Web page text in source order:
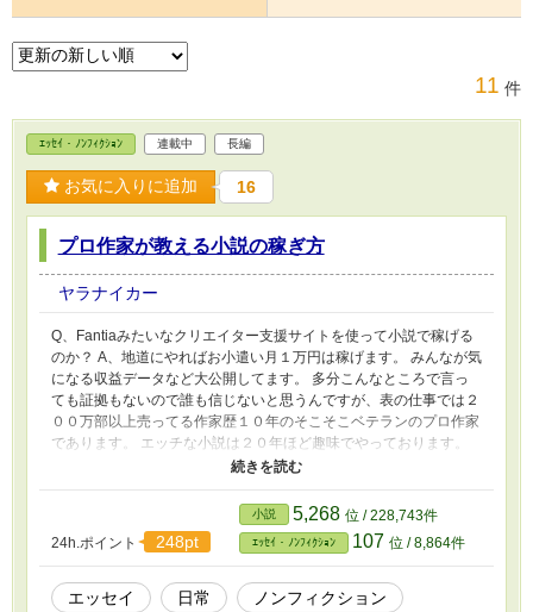
11 件
ｴｯｾｲ・ﾉﾝﾌｨｸｼｮﾝ 連載中 長編
お気に入りに追加 16
プロ作家が教える小説の稼ぎ方
ヤラナイカー
Q、Fantiaみたいなクリエイター支援サイトを使って小説で稼げる
のか？ A、地道にやればお小遣い月１万円は稼げます。 みんなが気
になる収益データなど大公開してます。 多分こんなところで言っ
ても証拠もないので誰も信じないと思うんですが、表の仕事では２
００万部以上売ってる作家歴１０年のそこそこベテランのプロ作家
であります。 エッチな小説は２０年ほど趣味でやっております。
そっちでも収益化をはかってしまうのは職業病なんだろうか。 小
説でお金を稼ぐことに興味がある人は、読んでみてください。 割
とマジで、これ無料で公開するのすごいって情報はあるはずです。
24h.ポイント 248pt
小説 5,268 位 / 228,743件
ｴｯｾｲ・ﾉﾝﾌｨｸｼｮﾝ 107 位 / 8,864件
エッセイ 日常
ノンフィクション